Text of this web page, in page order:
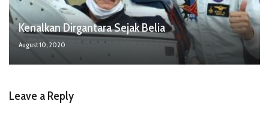
Kenalkan Dirgantara Sejak Belia
August 10, 2020
Leave a Reply